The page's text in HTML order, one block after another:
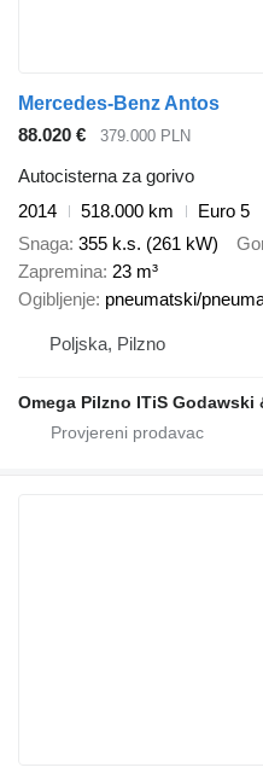
Mercedes-Benz Antos
88.020 €
379.000 PLN
Autocisterna za gorivo
2014
518.000 km
Euro 5
Snaga 355 k.s. (261 kW)
Zapremina 23 m³
Ogibljenje pneumatski/
Poljska, Pilzno
Omega Pilzno ITiS Godawski